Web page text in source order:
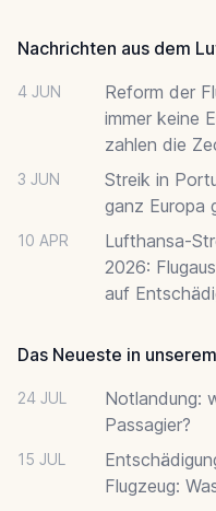
Nachrichten aus dem
4 JUN
Reform der
immer keine
zahlen die
3 JUN
Streik in
ganz Europa
10 APR
Lufthansa-
2026:
auf
Das Neueste in
24 JUL
Notlandung:
Passagier?
15 JUL
Flugzeug: